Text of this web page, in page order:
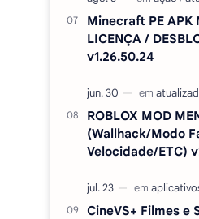
Minecraft PE APK
LICENÇA /
v1.26.50.24
ROBLOX MOD
(Wallhack/Modo
Velocidade/ETC)
CineVS+ Filmes e